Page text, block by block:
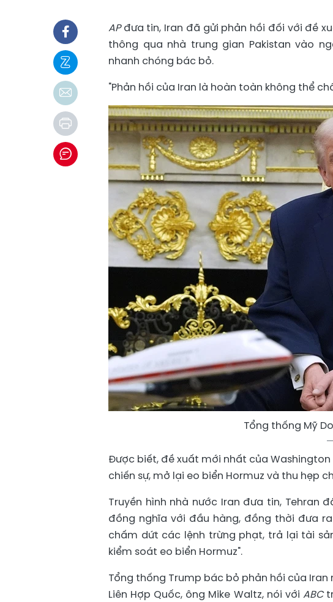
APđưa tin, Iran đã gửi phản hồi đối với đề
thông qua nhà trung gian Pakistan vào
nhanh chóng bác bỏ.
"Phản hồi của Iran là hoàn toàn không thể
Tổng thống Mỹ
Được biết, đề xuất mới nhất của
chiến sự, mở lại eo biển Hormuz và thu hẹp
Truyền hình nhà nước Iran đưa tin, Tehran
đồng nghĩa với đầu hàng, đồng thời đưa
chấm dứt các lệnh trừng phạt, trả lại tài
kiểm soát eo biển Hormuz".
Tổng thống Trump bác bỏ phản hồi của
Liên Hợp Quốc, ông Mike Waltz, nói với ABC